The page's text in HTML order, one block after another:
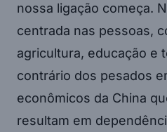
nossa ligação começa.
centrada nas pessoas,
agricultura, educação e
contrário dos pesados
econômicos da China
resultam em